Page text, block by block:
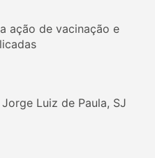
ação de vacinação e
Luiz de Paula, SJ